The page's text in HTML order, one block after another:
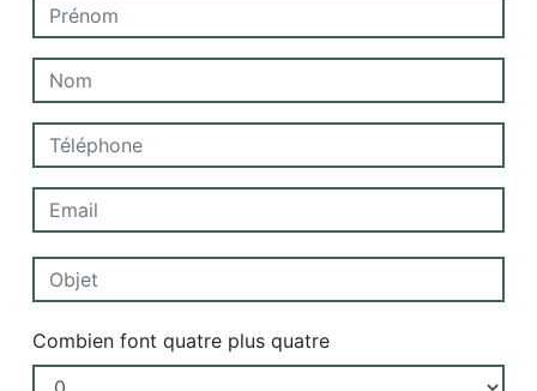
Combien font quatre plus quatre